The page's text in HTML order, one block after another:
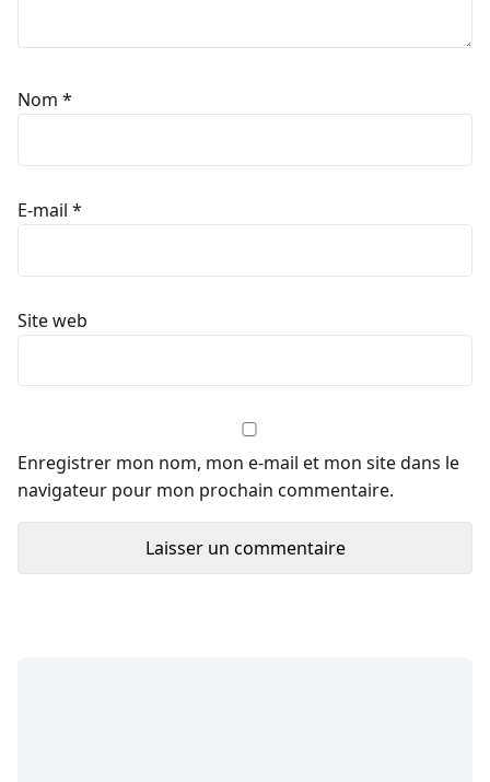
Nom *
E-mail *
Site web
Enregistrer mon nom, mon e-mail et mon site dans le
navigateur pour mon prochain commentaire.